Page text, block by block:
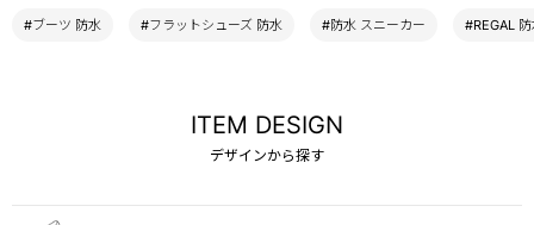
#ブーツ 防水 #フラットシューズ 防水 #防水 スニーカー #REGAL
ITEM DESIGN
デザインから探す